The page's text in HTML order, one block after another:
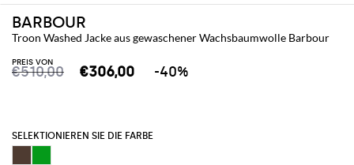
BARBOUR
Troon Washed Jacke aus gewaschener Wachsbaumwolle Barbour
PREIS VON
€510,00 €306,00 -40%
SELEKTIONIEREN SIE DIE FARBE